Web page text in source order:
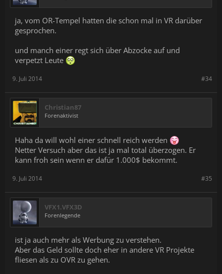
ja, vom OR-Tempel hatten die schon mal in VR darüber
gesprochen.
und manch einer regt sich über Abzocke auf und
verpetzt Leute
#34
9. Juli 2014
Christian87
Forenaktivist
Haha da will wohl einer schnell reich werden
Netter Versuch aber das ist ja mal total überzogen. Er
kann froh sein wenn er dafür 1.000$ bekommt.
#35
9. Juli 2014
VFX1.VFX3D
Forenlegende
ist ja auch mehr als Werbung zu verstehen.
Aber das Geld sollte doch eher in andere VR Projekte
fliesen als zu OVR zu gehen.